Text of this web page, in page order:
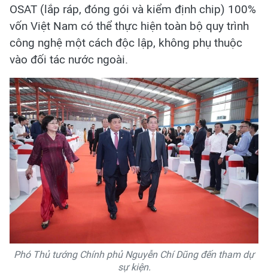
OSAT (lắp ráp, đóng gói và kiểm định chip) 100%
vốn Việt Nam có thể thực hiện toàn bộ quy trình
công nghệ một cách độc lập, không phụ thuộc
vào đối tác nước ngoài.
Phó Thủ tướng Chính phủ Nguyễn Chí Dũng đến tham dự
sự kiện.